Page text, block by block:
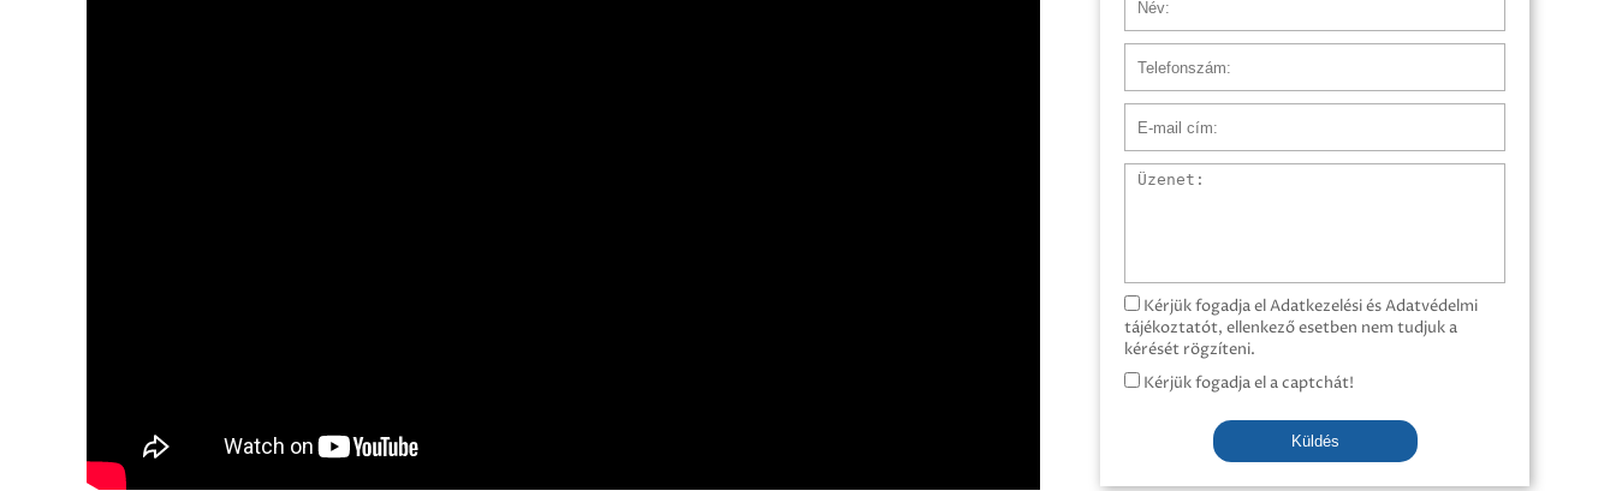
Üzenet
Kérjük fogadja el Adatkezelési és Adatvédelmi
tájékoztatót, ellenkező esetben nem tudjuk a
kérését rögzíteni.
Kérjük fogadja el a captchát!
Küldés